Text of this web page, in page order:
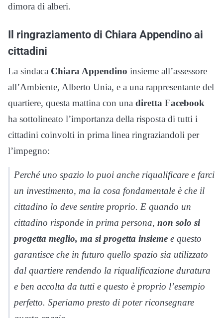
dimora di alberi.
Il ringraziamento di Chiara Appendino ai
cittadini
La sindaca Chiara Appendino insieme all’assessore
all’Ambiente, Alberto Unia, e a una rappresentante del
quartiere, questa mattina con una diretta Facebook
ha sottolineato l’importanza della risposta di tutti i
cittadini coinvolti in prima linea ringraziandoli per
l’impegno:
Perché uno spazio lo puoi anche riqualificare e farci
un investimento, ma la cosa fondamentale è che il
cittadino lo deve sentire proprio. E quando un
cittadino risponde in prima persona, non solo si
progetta meglio, ma si progetta insieme e questo
garantisce che in futuro quello spazio sia utilizzato
dal quartiere rendendo la riqualificazione duratura
e ben accolta da tutti e questo è proprio l’esempio
perfetto. Speriamo presto di poter riconsegnare